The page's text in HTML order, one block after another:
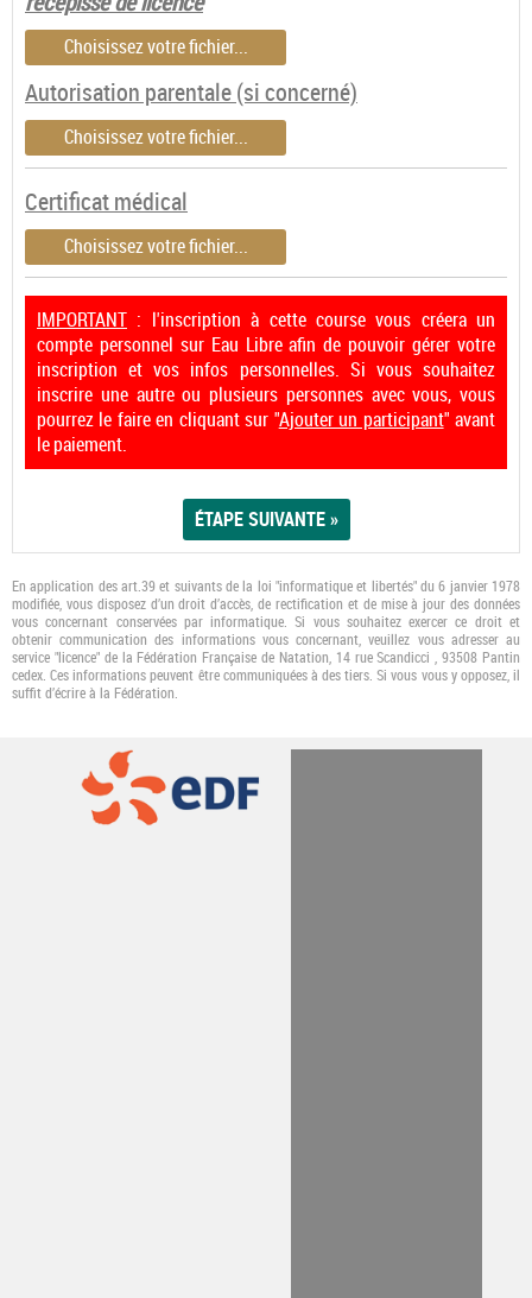
Choisissez votre fichier...
Autorisation parentale (si concerné)
Choisissez votre fichier...
Certificat médical
Choisissez votre fichier...
IMPORTANT : l'inscription à cette course vous créera un
compte personnel sur Eau Libre afin de pouvoir gérer votre
inscription et vos infos personnelles. Si vous souhaitez
inscrire une autre ou plusieurs personnes avec vous, vous
pourrez le faire en cliquant sur "Ajouter un participant" avant
le paiement.
En application des art.39 et suivants de la loi "informatique et libertés" du 6 janvier 1978
modifiée, vous disposez d’un droit d’accès, de rectification et de mise à jour des données
vous concernant conservées par informatique. Si vous souhaitez exercer ce droit et
obtenir communication des informations vous concernant, veuillez vous adresser au
service "licence" de la Fédération Française de Natation, 14 rue Scandicci , 93508 Pantin
cedex. Ces informations peuvent être communiquées à des tiers. Si vous vous y opposez, il
suﬃt d’écrire à la Fédération.